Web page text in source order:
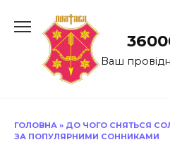
до
Ваш
ГОЛОВНА » ДО ЧОГО СНЯТЬСЯ
ЗА ПОПУЛЯРНИМИ СОННИКАМИ